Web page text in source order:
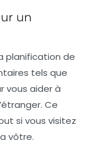
un
planification de
tels que
vous aider à
Ce
si vous visitez
vôtre.